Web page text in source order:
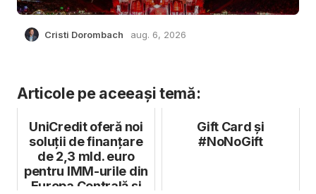
Cristi Dorombach aug. 6, 2026
Articole pe aceeași temă:
UniCredit oferă noi
soluții de finanțare
de 2,3 mld. euro
pentru IMM-urile din
Europa Centrală și
Gift Card și
#NoNoGift